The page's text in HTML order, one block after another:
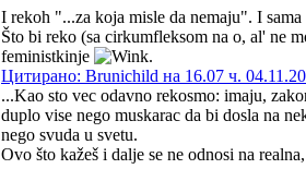
I rekoh "...za koja misle da nemaju". I
Što bi reko (sa cirkumfleksom na o, al' ne
feministkinje
.
Цитирано: Brunichild на 16.07 ч.
...Kao sto vec odavno rekosmo: imaju,
duplo vise nego muskarac da bi dosla na
nego svuda u svetu.
Ovo što kažeš i dalje se ne odnosi na